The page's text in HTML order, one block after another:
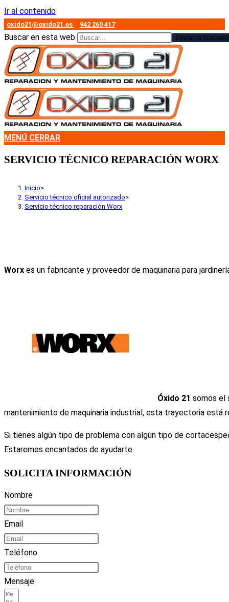
Ir al contenido
oxido21@oxido21.es 942 260 417
Buscar en esta web Enviar la
MENÚ CERRAR
SERVICIO TÉCNICO REPARACIÓN WORX
Inicio>
Servicio técnico oficial autorizado>
Servicio técnico reparación Worx
Worx es un fabricante y proveedor de maquinaria para
Óxido 21 somos el
mantenimiento de maquinaria industrial, esta trayectoria está
Si tienes algún tipo de problema con algún tipo de
Estaremos encantados de ayudarte.
SOLICITA INFORMACIÓN
Nombre
Email
Teléfono
Mensaje